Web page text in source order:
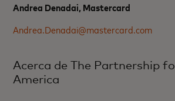
Andrea Denadai, Mastercard
Andrea.Denadai@mastercard.com
Acerca de The Partnership
America